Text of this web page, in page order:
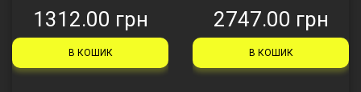
1312.00 грн
В КОШИК
2747.00 грн
В КОШИК